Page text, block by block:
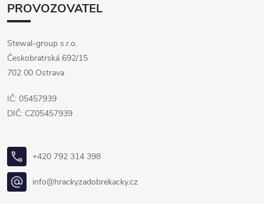
PROVOZOVATEL
Stewal-group s.r.o.
Českobratrská 692/15
702 00 Ostrava
IČ: 05457939
DIČ: CZ05457939
+420 792 314 398
info@hrackyzadobrekacky.cz